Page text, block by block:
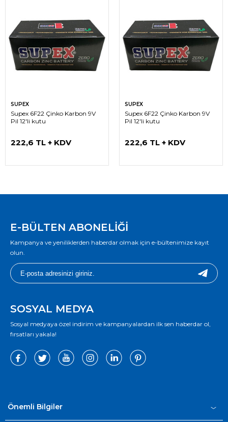
SUPEX
Supex 6F22 Çinko Karbon 9V
Pil 12'li kutu
222,6 TL + KDV
SUPEX
Supex 6F22 Çinko Karbon 9V
Pil 12'li kutu
222,6 TL + KDV
E-BÜLTEN ABONELİĞİ
Kampanya ve yeniliklerden haberdar olmak için e-bültenimize kayıt
olun.
SOSYAL MEDYA
Sosyal medyaya özel indirim ve kampanyalardan ilk sen haberdar ol,
fırsatları yakala!
Önemli Bilgiler